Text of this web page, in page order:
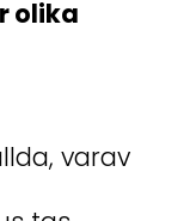
olika
varav